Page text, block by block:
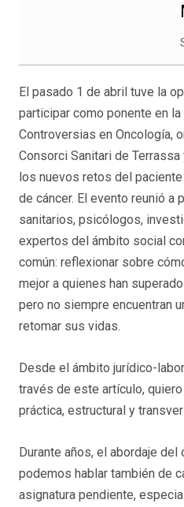
El pasado 1 de abril tuve la
participar como ponente en
Controversias en Oncología,
Consorci Sanitari de Terrassa
los nuevos retos del
de cáncer. El evento reunió a
sanitarios, psicólogos,
expertos del ámbito social
común: reflexionar sobre
mejor a quienes han
pero no siempre encuentran
retomar sus vidas.
Desde el ámbito jurídico-
través de este artículo,
práctica, estructural y
Durante años, el abordaje
podemos hablar también de
asignatura pendiente,